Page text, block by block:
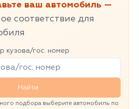
ваш автомобиль —
соответствие для
кузова/гос. номер
Найти
подбора выберите автомобиль по